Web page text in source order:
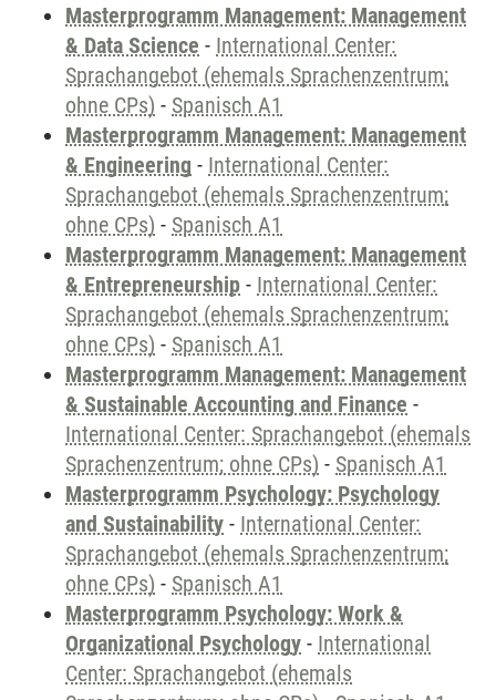
Masterprogramm Management: Management
& Data Science - International Center:
Sprachangebot (ehemals Sprachenzentrum;
ohne CPs) - Spanisch A1
Masterprogramm Management: Management
& Engineering - International Center:
Sprachangebot (ehemals Sprachenzentrum;
ohne CPs) - Spanisch A1
Masterprogramm Management: Management
& Entrepreneurship - International Center:
Sprachangebot (ehemals Sprachenzentrum;
ohne CPs) - Spanisch A1
Masterprogramm Management: Management
& Sustainable Accounting and Finance -
International Center: Sprachangebot (ehemals
Sprachenzentrum; ohne CPs) - Spanisch A1
Masterprogramm Psychology: Psychology
and Sustainability - International Center:
Sprachangebot (ehemals Sprachenzentrum;
ohne CPs) - Spanisch A1
Masterprogramm Psychology: Work &
Organizational Psychology - International
Center: Sprachangebot (ehemals